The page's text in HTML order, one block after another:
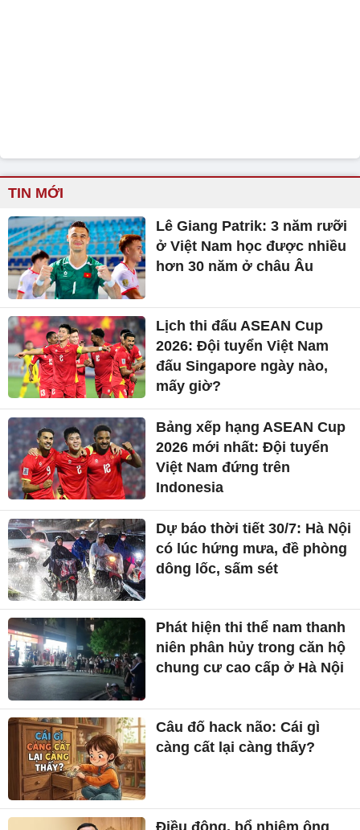
TIN MỚI
Lê Giang Patrik: 3 năm rưỡi
ở Việt Nam học được nhiều
hơn 30 năm ở châu Âu
Lịch thi đấu ASEAN Cup
2026: Đội tuyển Việt Nam
đấu Singapore ngày nào,
mấy giờ?
Bảng xếp hạng ASEAN Cup
2026 mới nhất: Đội tuyển
Việt Nam đứng trên
Indonesia
Dự báo thời tiết 30/7: Hà Nội
có lúc hứng mưa, đề phòng
dông lốc, sấm sét
Phát hiện thi thể nam thanh
niên phân hủy trong căn hộ
chung cư cao cấp ở Hà Nội
Câu đố hack não: Cái gì
càng cất lại càng thấy?
Điều động, bổ nhiệm ông